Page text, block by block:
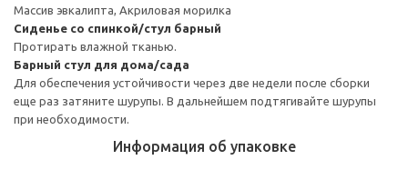
Массив эвкалипта, Акриловая морилка
Сиденье со спинкой/стул барный
Протирать влажной тканью.
Барный стул для дома/сада
Для обеспечения устойчивости через две недели после сборки
еще раз затяните шурупы. В дальнейшем подтягивайте шурупы
при необходимости.
Информация об упаковке